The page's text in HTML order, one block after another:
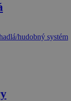
hudobný systém